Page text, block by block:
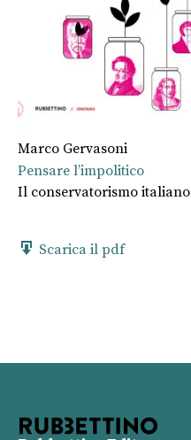
Marco Gervasoni
Pensare l’impolitico
Il conservatorismo italiano
Scarica il pdf